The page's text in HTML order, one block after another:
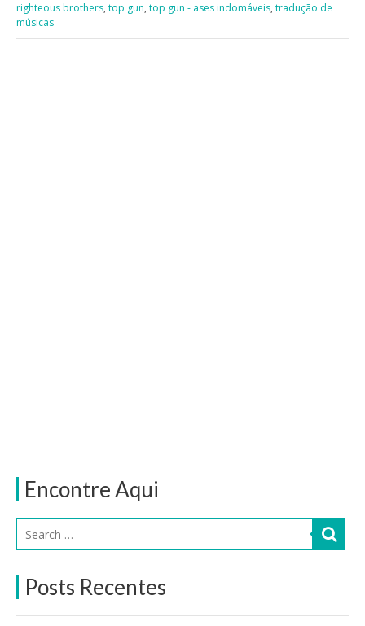
Encontre Aqui
Posts Recentes
righteous brothers, top gun, top gun - ases indomáveis, tradução de
músicas